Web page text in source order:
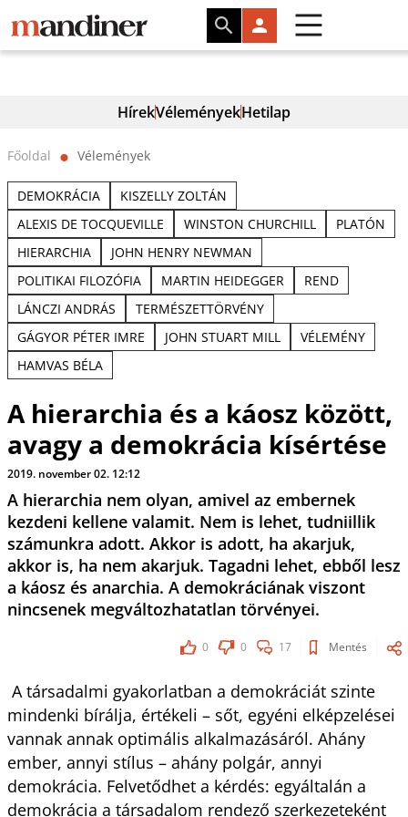
HírekVéleményekHetilap
Főoldal ⬤ Vélemények
DEMOKRÁCIA
KISZELLY ZOLTÁN
ALEXIS DE TOCQUEVILLE
WINSTON CHURCHILL
PLATÓN
HIERARCHIA
JOHN HENRY NEWMAN
POLITIKAI FILOZÓFIA
MARTIN HEIDEGGER
REND
LÁNCZI ANDRÁS
TERMÉSZETTÖRVÉNY
GÁGYOR PÉTER IMRE
JOHN STUART MILL
VÉLEMÉNY
HAMVAS BÉLA
A hierarchia és a káosz között,
avagy a demokrácia kísértése
2019. november 02. 12:12
A hierarchia nem olyan, amivel az embernek
kezdeni kellene valamit. Nem is lehet, tudniillik
számunkra adott. Akkor is adott, ha akarjuk,
akkor is, ha nem akarjuk. Tagadni lehet, ebből lesz
a káosz és anarchia. A demokráciának viszont
nincsenek megváltozhatatlan törvényei.
0 0 17 Mentés
A társadalmi gyakorlatban a demokráciát szinte
mindenki bírálja, értékeli – sőt, egyéni elképzelései
vannak annak optimális alkalmazásáról. Ahány
ember, annyi stílus – ahány polgár, annyi
demokrácia. Felvetődhet a kérdés: egyáltalán a
demokrácia a társadalom rendező szerkezeteként